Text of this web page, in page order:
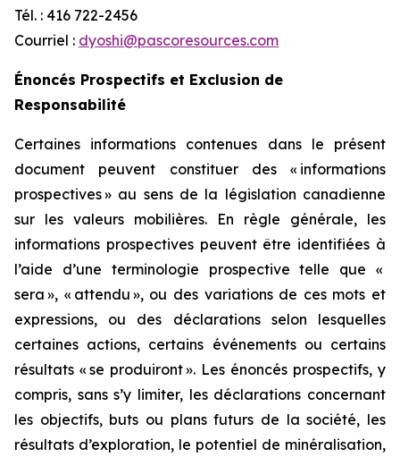
Tél. : 416 722-2456
Courriel : dyoshi@pascoresources.com
Énoncés Prospectifs et Exclusion de
Responsabilité
Certaines informations contenues dans le présent
document peuvent constituer des « informations
prospectives» au sens de la législation canadienne
sur les valeurs mobilières. En règle générale, les
informations prospectives peuvent être identifiées à
l’aide d’une terminologie prospective telle que «
sera », « attendu », ou des variations de ces mots et
expressions, ou des déclarations selon lesquelles
certaines actions, certains événements ou certains
résultats « se produiront». Les énoncés prospectifs, y
compris, sans s’y limiter, les déclarations concernant
les objectifs, buts ou plans futurs de la société, les
résultats d’exploration, le potentiel de minéralisation,